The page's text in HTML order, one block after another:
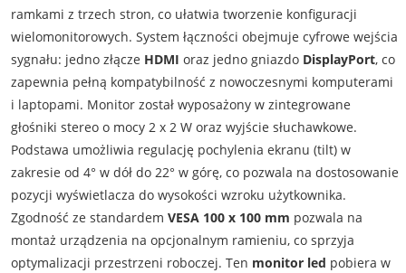
ramkami z trzech stron, co ułatwia tworzenie konfiguracji
wielomonitorowych. System łączności obejmuje cyfrowe wejścia
sygnału: jedno złącze HDMI oraz jedno gniazdo DisplayPort, co
zapewnia pełną kompatybilność z nowoczesnymi komputerami
i laptopami. Monitor został wyposażony w zintegrowane
głośniki stereo o mocy 2 x 2 W oraz wyjście słuchawkowe.
Podstawa umożliwia regulację pochylenia ekranu (tilt) w
zakresie od 4° w dół do 22° w górę, co pozwala na dostosowanie
pozycji wyświetlacza do wysokości wzroku użytkownika.
Zgodność ze standardem VESA 100 x 100 mm pozwala na
montaż urządzenia na opcjonalnym ramieniu, co sprzyja
optymalizacji przestrzeni roboczej. Ten monitor led pobiera w